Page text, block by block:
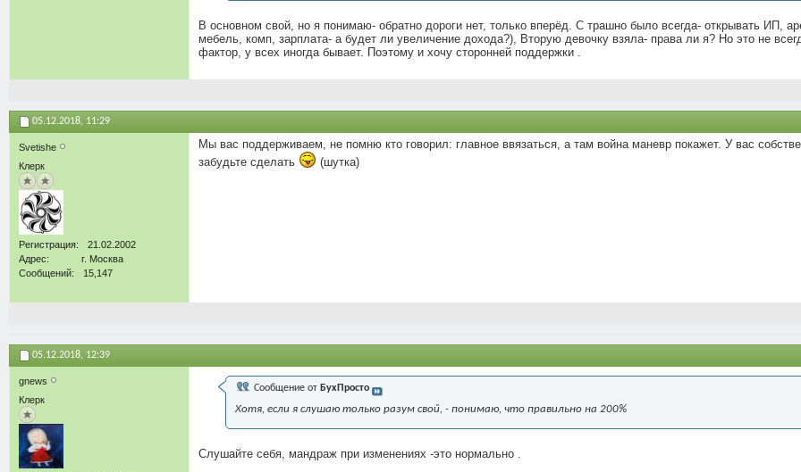
В основном свой, но я понимаю- обратно дороги нет, только вперёд. С трашно было всегда- открывать ИП,
мебель, комп, зарплата- а будет ли увеличение дохода?), Вторую девочку взяла- права ли я? Но это не
фактор, у всех иногда бывает. Поэтому и хочу сторонней поддержки .
05.12.2018, 11:29
Svetishe
Клерк
Регистрация
21.02.2002
Адрес
г. Москва
Сообщений
15,147
Мы вас поддерживаем, не помню кто говорил: главное ввязаться, а там война маневр покажет. У вас
забудьте сделать
(шутка)
05.12.2018, 12:39
gnews
Клерк
Сообщение от БухПросто
Хотя, если я слушаю только разум свой, - понимаю, что правильно на 200%
Слушайте себя, мандраж при изменениях -это нормально .